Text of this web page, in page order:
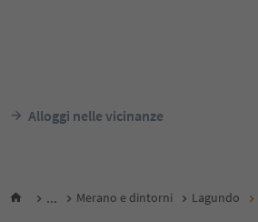
Alloggi nelle vicinanze
... Merano e dintorni Lagundo